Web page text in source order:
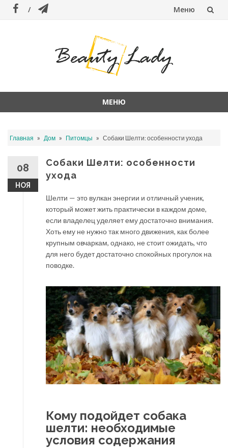
Меню
МЕНЮ
содержанию
Главная » Дом » Питомцы » Собаки Шелти: особенности ухода
08
НОЯ
Собаки Шелти: особенности
ухода
Шелти — это вулкан энергии и отличный ученик,
который может жить практически в каждом доме,
если владелец уделяет ему достаточно внимания.
Хоть ему не нужно так много движения, как более
крупным овчаркам, однако, не стоит ожидать, что
для него будет достаточно спокойных прогулок на
поводке.
Кому подойдет собака
шелти: необходимые
условия содержания